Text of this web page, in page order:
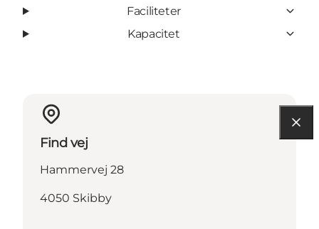
Faciliteter
Kapacitet
Find vej
Hammervej 28
4050 Skibby